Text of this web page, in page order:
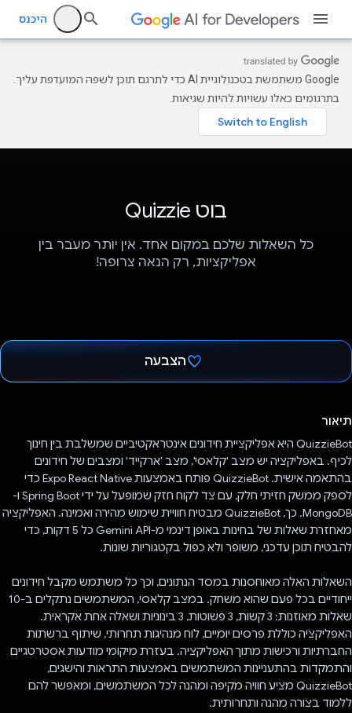
היכנס
‫Google משתמשת בטכנולוגיית AI כדי לתרגם תוכן לשפה המועדפת עליך.
בתרגומים כאלו עשויות להיות שגיאות.
בוט Quizzie
כל השאלות שלכם במקום אחד. אין יותר מעבר בין
אפליקציות, רק הנאה צרופה!
הצבעה
תיאור
QuizzieBot היא אפליקציית חידונים אינטראקטיביים שמשלבת בין חינוך
לכיף. באפליקציה יש מצב 'קלאסי', מצב 'ארקייד' ומצבים של חידונים
בהתאמה אישית. QuizzieBot פותח באמצעות Expo React Native כדי
לספק ממשק חזיתי חלק, עם צד לקוח חזק שמופעל על ידי Spring Boot ו-
MongoDB. כך, QuizzieBot מבטיח חוויית שימוש מהירה ואמינה. האפליקציה
מאחזרת שאלות של בחינות באופן דינמי מ-Gemini API כל 5 דקות, כדי
להבטיח תוכן עדכני, משופר ולא כפול בקטגוריות שונות.
השאלות האלה מאוחסנות במסד הנתונים, וכך כל משתמש מקבל חידונים
ייחודיים בכל פעם שהוא משחק. במצב קלאסי, המשתמשים נתקלים ב-10
שאלות מאוזנות: 3 קשות, 3 פשוטות, 3 בינוניות ושאלה אחת אקראית.
האפליקציה כוללת פרסים יומיים, לוח מנהיגות תחרותי, שיתוף ברשתות
החברתיות ורכישות מתוך האפליקציה. בעזרת מיקומי מודעות אסטרטגיים
והתמקדות בהתעניינות המשתמשים באמצעות התראות והישגים,
QuizzieBot מציע חוויה מקיפה ומהנה לכל המשתמשים, ומאפשר להם
ללמוד בצורה מהנה ותחרותית.